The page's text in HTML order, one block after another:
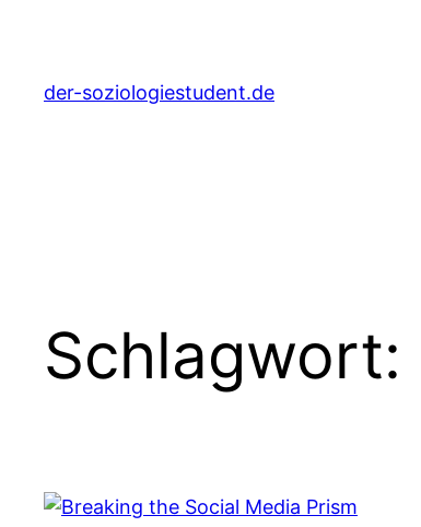
springen
der-soziologiestudent.de
Schlagwort: